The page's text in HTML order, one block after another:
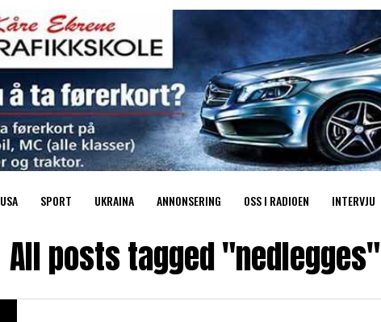
USA SPORT UKRAINA ANNONSERING OSS I RADIOEN INTERVJU
All posts tagged "nedlegges"